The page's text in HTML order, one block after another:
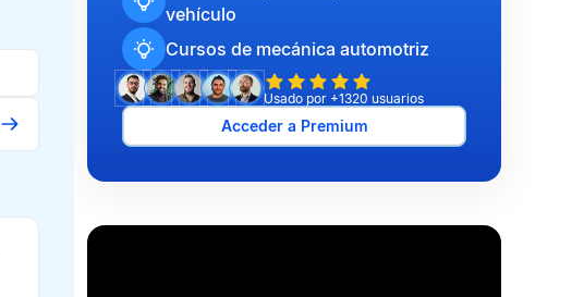
vehículo
Cursos de mecánica automotriz
Usado por +1320 usuarios
Acceder a Premium